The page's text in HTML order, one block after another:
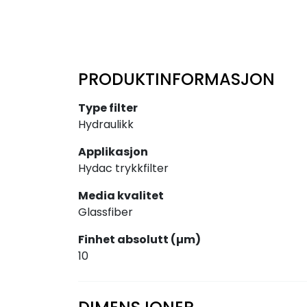
PRODUKTINFORMASJON
Type filter
Hydraulikk
Applikasjon
Hydac trykkfilter
Media kvalitet
Glassfiber
Finhet absolutt (µm)
10